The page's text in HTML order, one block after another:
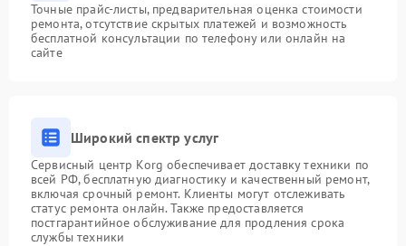
Точные прайс-листы, предварительная оценка стоимости
ремонта, отсутствие скрытых платежей и возможность
бесплатной консультации по телефону или онлайн на
сайте
Широкий спектр услуг
Сервисный центр Korg обеспечивает доставку техники по
всей РФ, бесплатную диагностику и качественный ремонт,
включая срочный ремонт. Клиенты могут отслеживать
статус ремонта онлайн. Также предоставляется
постгарантийное обслуживание для продления срока
службы техники